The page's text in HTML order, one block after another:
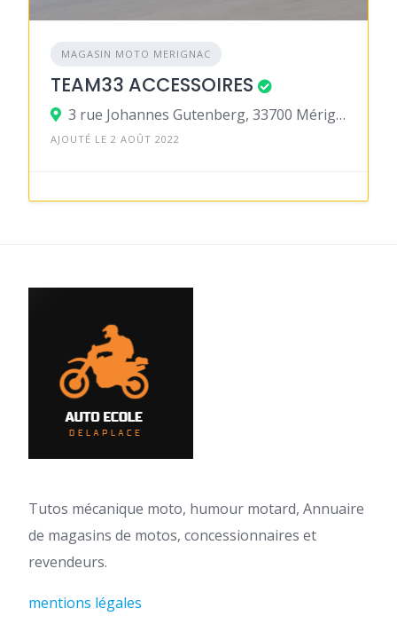
MAGASIN MOTO MERIGNAC
TEAM33 ACCESSOIRES
3 rue Johannes Gutenberg, 33700 Mérignac
AJOUTÉ LE 2 AOÛT 2022
Tutos mécanique moto, humour motard, Annuaire
de magasins de motos, concessionnaires et
revendeurs.
mentions légales